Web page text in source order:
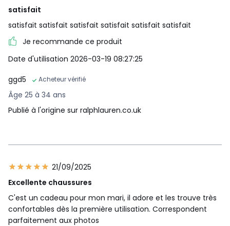
satisfait
satisfait satisfait satisfait satisfait satisfait satisfait
Je recommande ce produit
Date d'utilisation 2026-03-19 08:27:25
ggd5
Acheteur vérifié
Âge 25 à 34 ans
Publié à l'origine sur ralphlauren.co.uk
21/09/2025
Excellente chaussures
C'est un cadeau pour mon mari, il adore et les trouve très
confortables dès la première utilisation. Correspondent
parfaitement aux photos